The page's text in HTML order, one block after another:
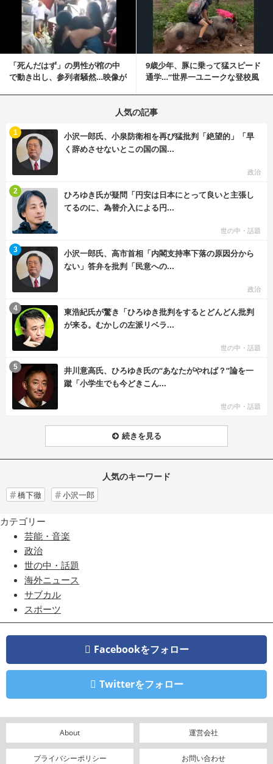
「死んだはず」の男性が棺の中
で動き出し、参列者騒然…映像が
9歳少年、豚に乗って猛スピード
通学…“世界一ユニークな登校風
人気の記事
小沢一郎氏、小泉防衛相を再び猛批判「絶望的」「早
く辞めさせないとこの国の国...
政治
1
ひろゆき氏が疑問「円安は日本にとって良いと主張し
てるのに、為替介入による円...
世の中・話題
2
小沢一郎氏、高市首相「内閣支持率下落の原因分から
ない」答弁を批判「民意への...
政治
3
東浩紀氏が驚き「ひろゆき批判をするとどんどん批判
が来る。むかしの左派リベラ...
世の中・話題
4
井川意高氏、ひろゆき氏の“あなたがやれば？”論を一
蹴「小学生でも今どきこん...
世の中・話題
5
続きを見る
人気のキーワード
橋下徹 小沢一郎
カテゴリー
芸能・音楽
政治
世の中・話題
海外ニュース
サブカル
スポーツ
Facebookをフォロー
Twitterをフォロー
About 運営会社
プライバシーポリシー お問い合わせ